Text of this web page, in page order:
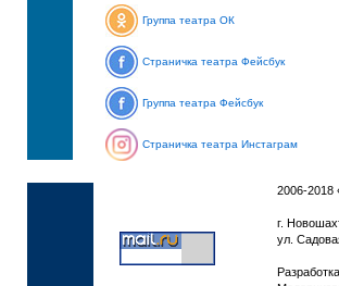
Группа театра ОК
Страничка театра Фейсбук
Группа театра Фейсбук
Страничка театра Инстаграм
2006-2018
г.
ул.